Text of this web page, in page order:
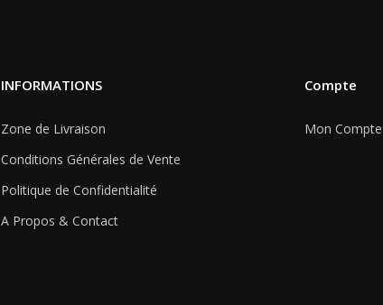
INFORMATIONS
Zone de Livraison
Conditions Générales de Vente
Politique de Confidentialité
A Propos & Contact
Compte
Mon Compte